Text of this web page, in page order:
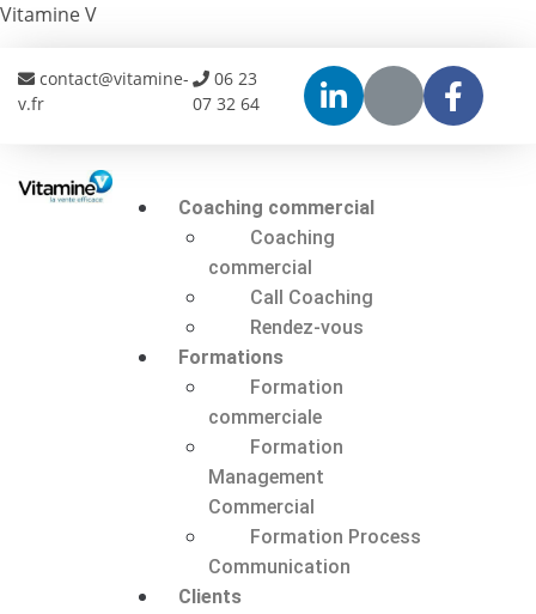
Vitamine V
contact@vitamine-
v.fr
06 23
07 32 64
Coaching commercial
Coaching
commercial
Call Coaching
Rendez-vous
Formations
Formation
commerciale
Formation
Management
Commercial
Formation Process
Communication
Clients